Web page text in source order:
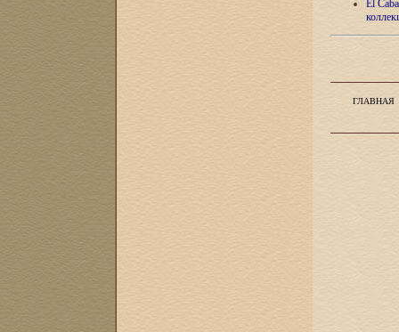
El
ГЛАВНАЯ